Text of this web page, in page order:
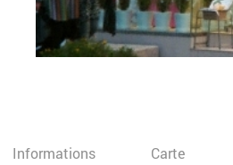
Informations Carte